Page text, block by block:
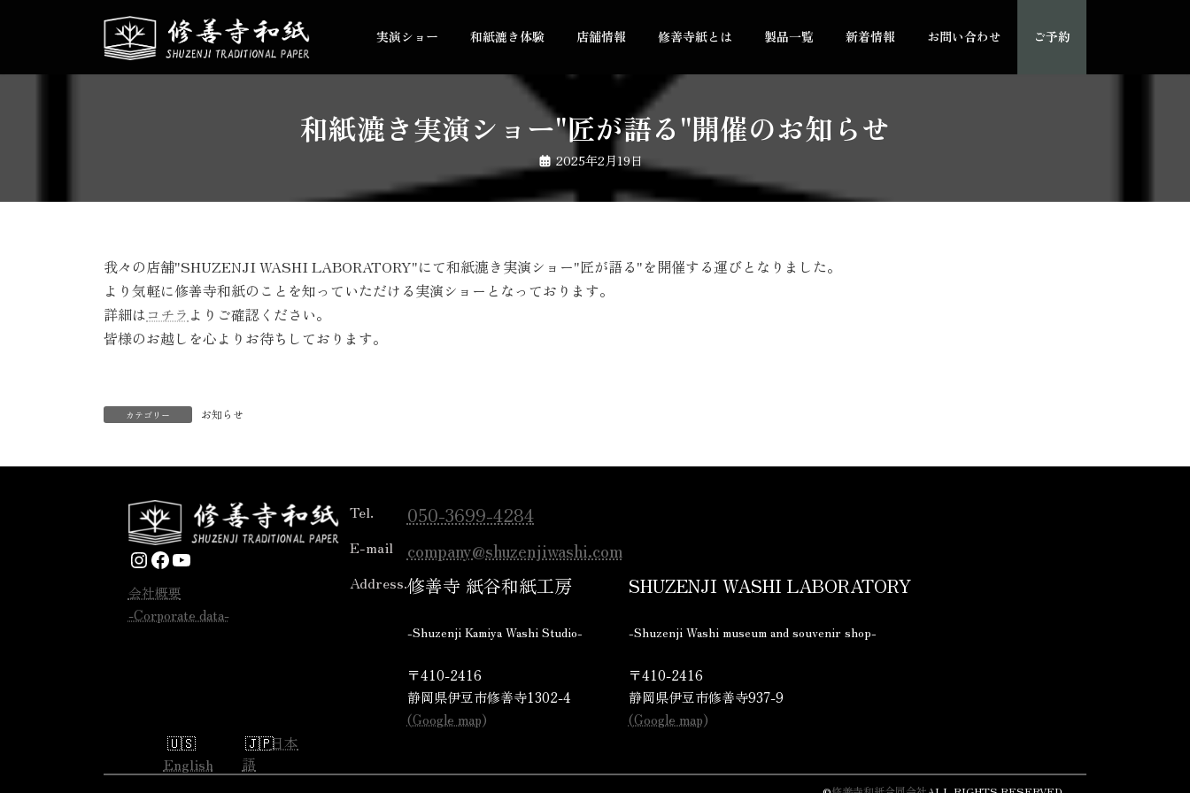
ン
プ
ー
動
実演ショー 和紙漉き体験 店舗情報 修善寺紙とは 製品一覧 新着情報 お問い合わせ ご予約
和紙漉き実演ショー"匠が語る"開催のお知らせ
2025年2月19日
我々の店舗"SHUZENJI WASHI LABORATORY"にて和紙漉き実演ショー"匠が語る"を開催する運びとなりました。
より気軽に修善寺和紙のことを知っていただける実演ショーとなっております。
詳細はコチラ よりご確認ください。
皆様のお越しを心よりお待ちしております。
カテゴリー お知らせ
Instagram
Facebook
YouTube
会社概要
-Corporate data-
English
日本
語
Tel. 050-3699-4284
E-mail company@shuzenjiwashi.com
Address.修善寺 紙谷和紙工房
-Shuzenji Kamiya Washi Studio-
〒410-2416
静岡県伊豆市修善寺1302-4
(Google map)
SHUZENJI WASHI LABORATORY
-Shuzenji Washi museum and souvenir shop-
〒410-2416
静岡県伊豆市修善寺937-9
(Google map)